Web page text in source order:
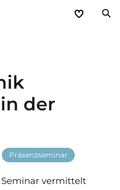
der
Präsenzseminar
Seminar vermittelt